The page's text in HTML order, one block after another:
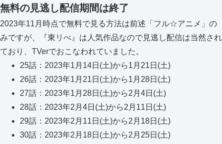
無料の見逃し配信期間は終了
2023年11月時点で無料で見る方法は前述「フル☆アニメ」の
みですが、『東リべ』は人気作品なので見逃し配信は当然され
ており、TVerでおこなわれていました。
25話：2023年1月14日(土)から1月21日(土)
26話：2023年1月21日(土)から1月28日(土)
27話：2023年1月28日(土)から2月4日(土)
28話：2023年2月4日(土)から2月11日(土)
29話：2023年2月11日(土)から2月18日(土)
30話：2023年2月18日(土)から2月25日(土)